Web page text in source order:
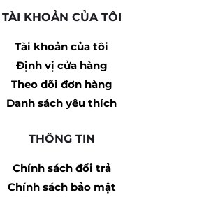
TÀI KHOẢN CỦA TÔI
Tài khoản của tôi
Định vị cửa hàng
Theo dõi đơn hàng
Danh sách yêu thích
THÔNG TIN
Chính sách đổi trả
Chính sách bảo mật